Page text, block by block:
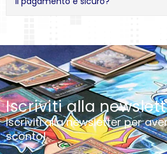
Iscriviti alla
Iscriviti alla newsletter per
sconto!